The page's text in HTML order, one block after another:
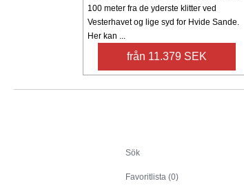
100 meter fra de yderste klitter ved
Vesterhavet og lige syd for Hvide Sande.
Her kan ...
från 11.379 SEK
Sök
Favoritlista (0)